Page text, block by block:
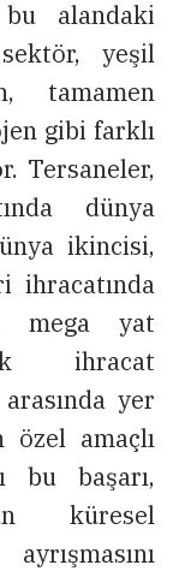
bu alandaki
yeşil
tamamen
gibi farklı
Tersaneler,
dünya
ikincisi,
ihracatında
mega yat
ihracat
yer
özel amaçlı
bu başarı,
küresel